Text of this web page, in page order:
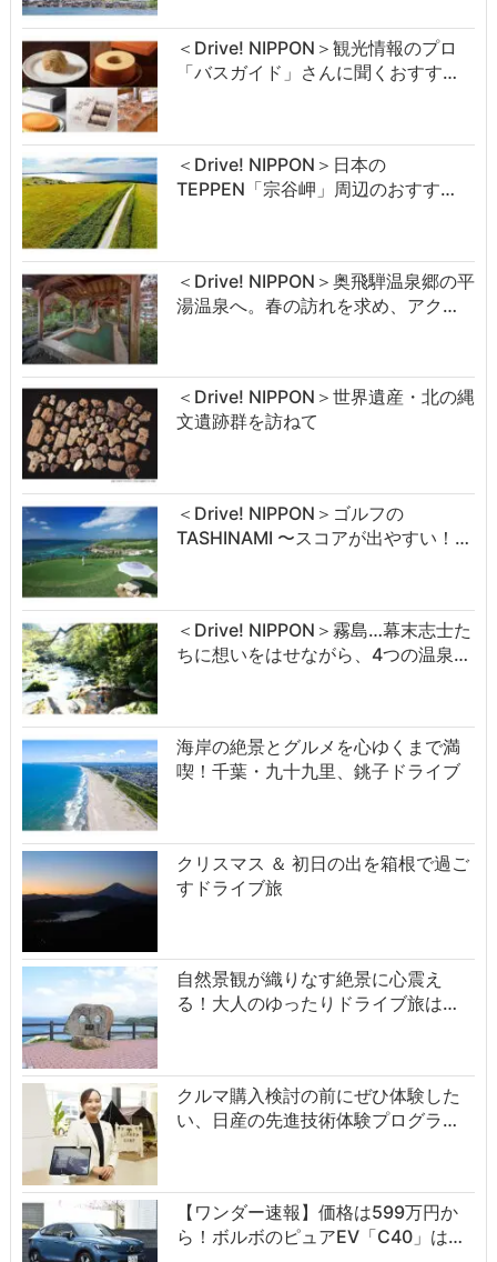
＜Drive! NIPPON＞観光情報のプロ
「バスガイド」さんに聞くおすす…
＜Drive! NIPPON＞日本の
TEPPEN「宗谷岬」周辺のおすす…
＜Drive! NIPPON＞奥飛騨温泉郷の平
湯温泉へ。春の訪れを求め、アク…
＜Drive! NIPPON＞世界遺産・北の縄
文遺跡群を訪ねて
＜Drive! NIPPON＞ゴルフの
TASHINAMI 〜スコアが出やすい！…
＜Drive! NIPPON＞霧島…幕末志士た
ちに想いをはせながら、4つの温泉…
海岸の絶景とグルメを心ゆくまで満
喫！千葉・九十九里、銚子ドライブ
クリスマス ＆ 初日の出を箱根で過ご
すドライブ旅
自然景観が織りなす絶景に心震え
る！大人のゆったりドライブ旅は…
クルマ購入検討の前にぜひ体験した
い、日産の先進技術体験プログラ…
【ワンダー速報】価格は599万円か
ら！ボルボのピュアEV「C40」は…